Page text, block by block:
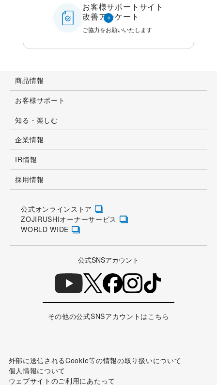
お客様サポートサイト
改善アンケート
ご協力をお願いいたします
商品情報
お客様サポート
知る・楽しむ
企業情報
IR情報
採用情報
公式オンラインストア
ZOJIRUSHIオーナーサービス
WORLD WIDE
公式SNSアカウント
その他の公式SNSアカウントはこちら
外部に送信されるCookie等の情報の取り扱いについて
個人情報について
ウェブサイトのご利用にあたって